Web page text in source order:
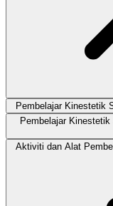
Pembelajar Kinestetik
Pembelajar
Aktiviti dan Alat